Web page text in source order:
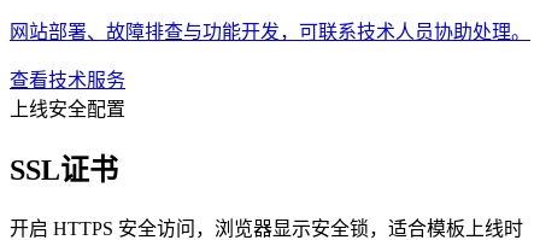
网站部署、故障排查与功能开发，可联系技术人员协助处理。
查看技术服务
上线安全配置
SSL证书
开启 HTTPS 安全访问，浏览器显示安全锁，适合模板上线时